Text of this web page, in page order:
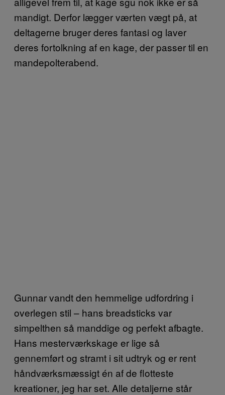
mandigt. Derfor lægger værten vægt på, at
deltagerne bruger deres fantasi og laver
deres fortolkning af en kage, der passer til en
mandepolterabend.
Gunnar vandt den hemmelige udfordring i
overlegen stil – hans breadsticks var
simpelthen så manddige og perfekt afbagte.
Hans mesterværkskage er lige så
gennemført og stramt i sit udtryk og er rent
håndværksmæssigt én af de flotteste
kreationer, jeg har set. Alle detaljerne står